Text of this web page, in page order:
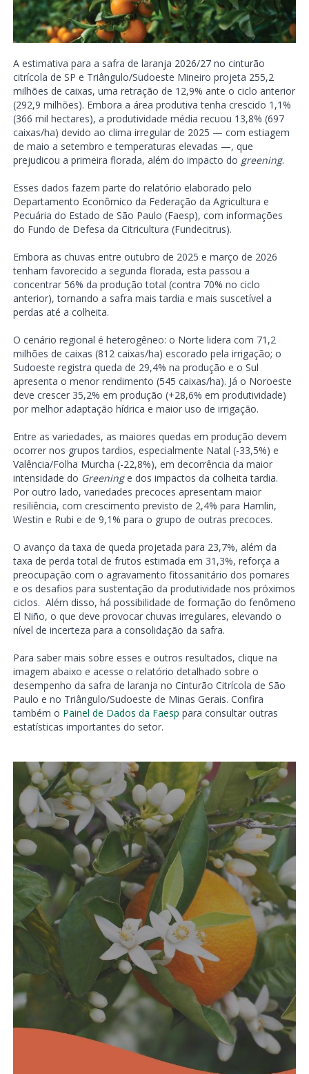
A estimativa para a safra de laranja 2026/27 no cinturão
citrícola de SP e Triângulo/Sudoeste Mineiro projeta 255,2
milhões de caixas, uma retração de 12,9% ante o ciclo anterior
(292,9 milhões). Embora a área produtiva tenha crescido 1,1%
(366 mil hectares), a produtividade média recuou 13,8% (697
caixas/ha) devido ao clima irregular de 2025 — com estiagem
de maio a setembro e temperaturas elevadas —, que
prejudicou a primeira florada, além do impacto do greening.
Esses dados fazem parte do relatório elaborado pelo
Departamento Econômico da Federação da Agricultura e
Pecuária do Estado de São Paulo (Faesp), com informações
do Fundo de Defesa da Citricultura (Fundecitrus).
Embora as chuvas entre outubro de 2025 e março de 2026
tenham favorecido a segunda florada, esta passou a
concentrar 56% da produção total (contra 70% no ciclo
anterior), tornando a safra mais tardia e mais suscetível a
perdas até a colheita.
O cenário regional é heterogêneo: o Norte lidera com 71,2
milhões de caixas (812 caixas/ha) escorado pela irrigação; o
Sudoeste registra queda de 29,4% na produção e o Sul
apresenta o menor rendimento (545 caixas/ha). Já o Noroeste
deve crescer 35,2% em produção (+28,6% em produtividade)
por melhor adaptação hídrica e maior uso de irrigação.
Entre as variedades, as maiores quedas em produção devem
ocorrer nos grupos tardios, especialmente Natal (-33,5%) e
Valência/Folha Murcha (-22,8%), em decorrência da maior
intensidade do Greeninge dos impactos da colheita tardia.
Por outro lado, variedades precoces apresentam maior
resiliência, com crescimento previsto de 2,4% para Hamlin,
Westin e Rubi e de 9,1% para o grupo de outras precoces.
O avanço da taxa de queda projetada para 23,7%, além da
taxa de perda total de frutos estimada em 31,3%, reforça a
preocupação com o agravamento fitossanitário dos pomares
e os desafios para sustentação da produtividade nos próximos
ciclos. Além disso, há possibilidade de formação do fenômeno
El Niño, o que deve provocar chuvas irregulares, elevando o
nível de incerteza para a consolidação da safra.
Para saber mais sobre esses e outros resultados, clique na
imagem abaixo e acesse o relatório detalhado sobre o
desempenho da safra de laranja no Cinturão Citrícola de São
Paulo e no Triângulo/Sudoeste de Minas Gerais. Confira
também o Painel de Dados da Faesp para consultar outras
estatísticas importantes do setor.